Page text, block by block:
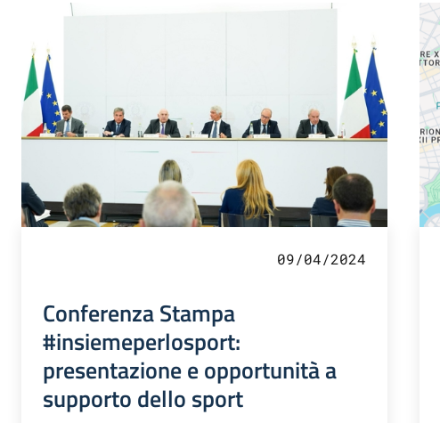
09/04/2024
Conferenza Stampa
#insiemeperlosport:
presentazione e opportunità a
supporto dello sport